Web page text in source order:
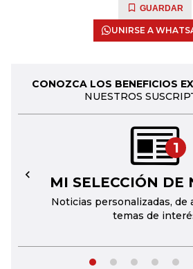
GUARDAR
UNIRSE A
CONOZCA LOS BENEFICIOS
NUESTROS
1
MI SELECCIÓN DE
Noticias personalizadas, de
temas de
←